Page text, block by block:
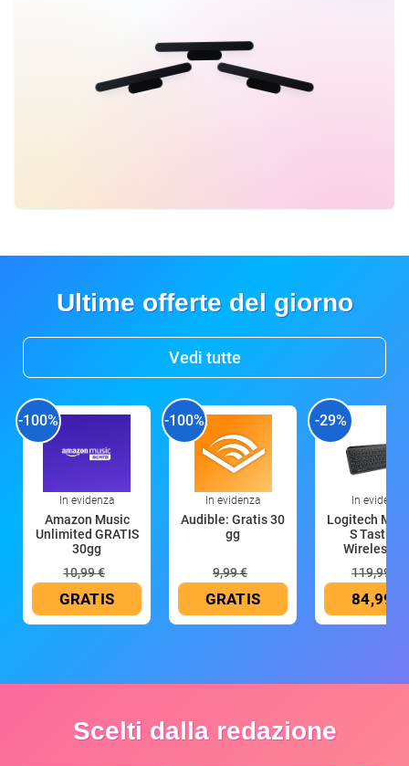
Ultime offerte del giorno
Vedi tutte
-100%
In evidenza
Amazon Music
Unlimited GRATIS
30gg
10,99 €
GRATIS
-100%
In evidenza
Audible: Gratis 30
gg
9,99 €
GRATIS
-29%
In evidenza
Logitech MX
S Tastiera
Wireless
119,99 €
84,99 €
Scelti dalla redazione